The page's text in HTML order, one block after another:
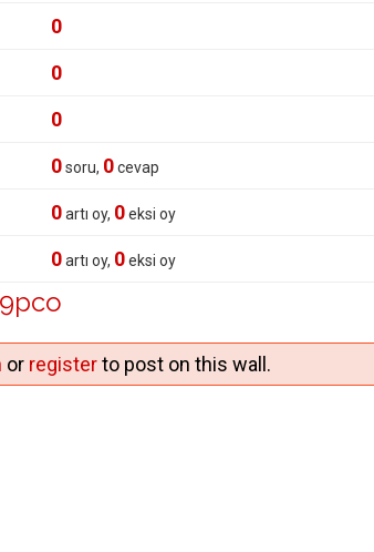
0
0
0
0soru, 0cevap
0artı oy, 0eksi oy
0artı oy, 0eksi oy
or registerto post on this wall.